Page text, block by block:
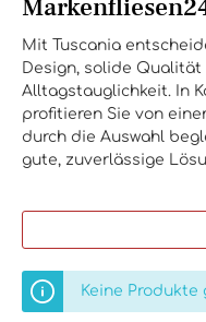
Mit Tuscania
Design, solide Qualität
Alltagstauglichkeit. In
profitieren Sie von
durch die Auswahl
gute, zuverlässige
Keine Produkte